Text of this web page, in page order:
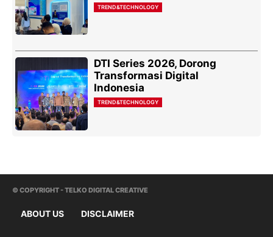
TREND&TECHNOLOGY
DTI Series 2026, Dorong
Transformasi Digital
Indonesia
TREND&TECHNOLOGY
© COPYRIGHT - TELKO DIGITAL CREATIVE
ABOUT US DISCLAIMER